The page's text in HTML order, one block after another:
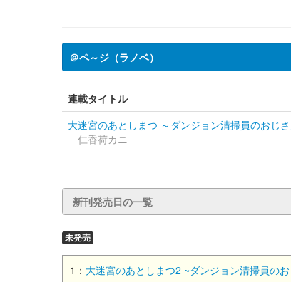
＠ペ～ジ（ラノベ）
連載タイトル
大迷宮のあとしまつ ～ダンジョン清掃員のおじ
仁香荷カニ
新刊発売日の一覧
未発売
1： 大迷宮のあとしまつ2 ~ダンジョン清掃員の